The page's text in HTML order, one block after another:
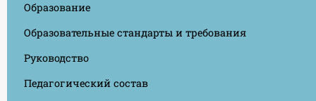
Образование
Образовательные стандарты и требования
Руководство
Педагогический состав